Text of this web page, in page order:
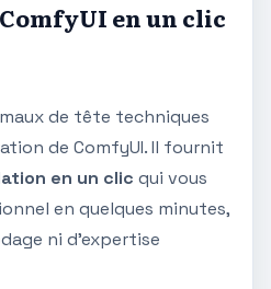
en un clic
de tête techniques
de ComfyUI. Il fournit
en un clic qui vous
en quelques minutes,
ni d'expertise